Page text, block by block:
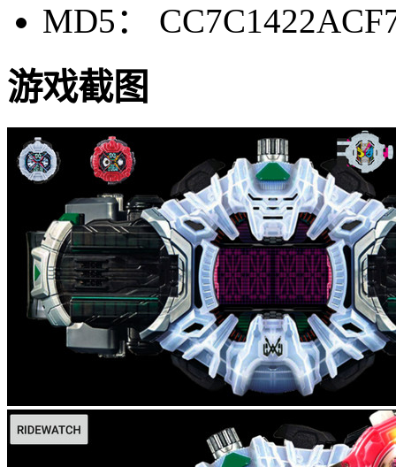
MD5：
游戏截图